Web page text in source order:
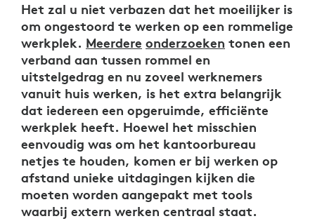
Het zal u niet verbazen dat het moeilijker is
om ongestoord te werken op een rommelige
werkplek. Meerdere onderzoeken tonen een
verband aan tussen rommel en
uitstelgedrag en nu zoveel werknemers
vanuit huis werken, is het extra belangrijk
dat iedereen een opgeruimde, efficiënte
werkplek heeft. Hoewel het misschien
eenvoudig was om het kantoorbureau
netjes te houden, komen er bij werken op
afstand unieke uitdagingen kijken die
moeten worden aangepakt met tools
waarbij extern werken centraal staat.